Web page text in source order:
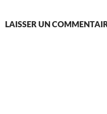
LAISSER UN